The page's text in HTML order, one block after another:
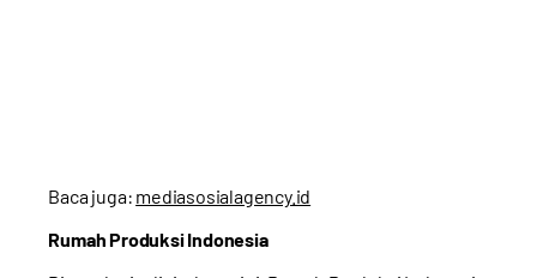
Baca juga: mediasosialagency.id
Rumah Produksi Indonesia